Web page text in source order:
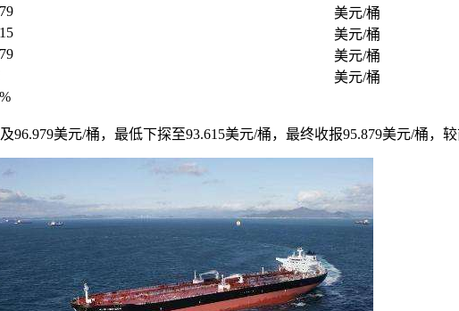
美元/桶
美元/桶
美元/桶
美元/桶
美元/桶，最低下探至93.615美元/桶，最终收报95.879美元/桶，